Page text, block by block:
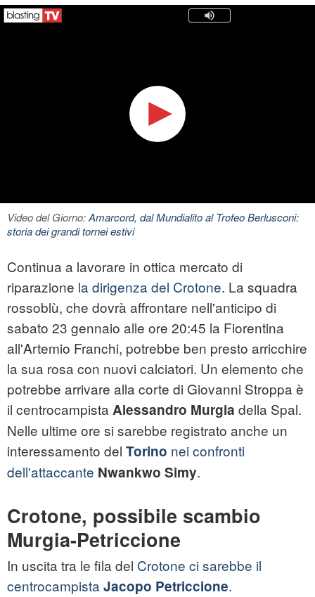
Video del Giorno:Amarcord, dal Mundialito al Trofeo Berlusconi:
storia dei grandi tornei estivi
Continua a lavorare in ottica mercato di
riparazione la dirigenza del Crotone. La squadra
rossoblù, che dovrà affrontare nell'anticipo di
sabato 23 gennaio alle ore 20:45 la Fiorentina
all'Artemio Franchi, potrebbe ben presto arricchire
la sua rosa con nuovi calciatori. Un elemento che
potrebbe arrivare alla corte di Giovanni Stroppa è
il centrocampista Alessandro Murgia della Spal.
Nelle ultime ore si sarebbe registrato anche un
interessamento del Torino nei confronti
dell'attaccante Nwankwo Simy.
Crotone, possibile scambio
Murgia-Petriccione
In uscita tra le fila del Crotone ci sarebbe il
centrocampista Jacopo Petriccione.